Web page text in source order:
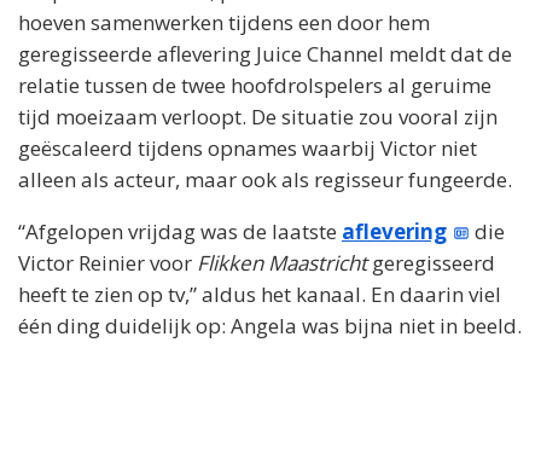
hoeven samenwerken tijdens een door hem
geregisseerde aflevering Juice Channel meldt dat de
relatie tussen de twee hoofdrolspelers al geruime
tijd moeizaam verloopt. De situatie zou vooral zijn
geëscaleerd tijdens opnames waarbij Victor niet
alleen als acteur, maar ook als regisseur fungeerde.
“Afgelopen vrijdag was de laatste aflevering
die
Victor Reinier voor Flikken Maastrichtgeregisseerd
heeft te zien op tv,” aldus het kanaal. En daarin viel
één ding duidelijk op: Angela was bijna niet in beeld.